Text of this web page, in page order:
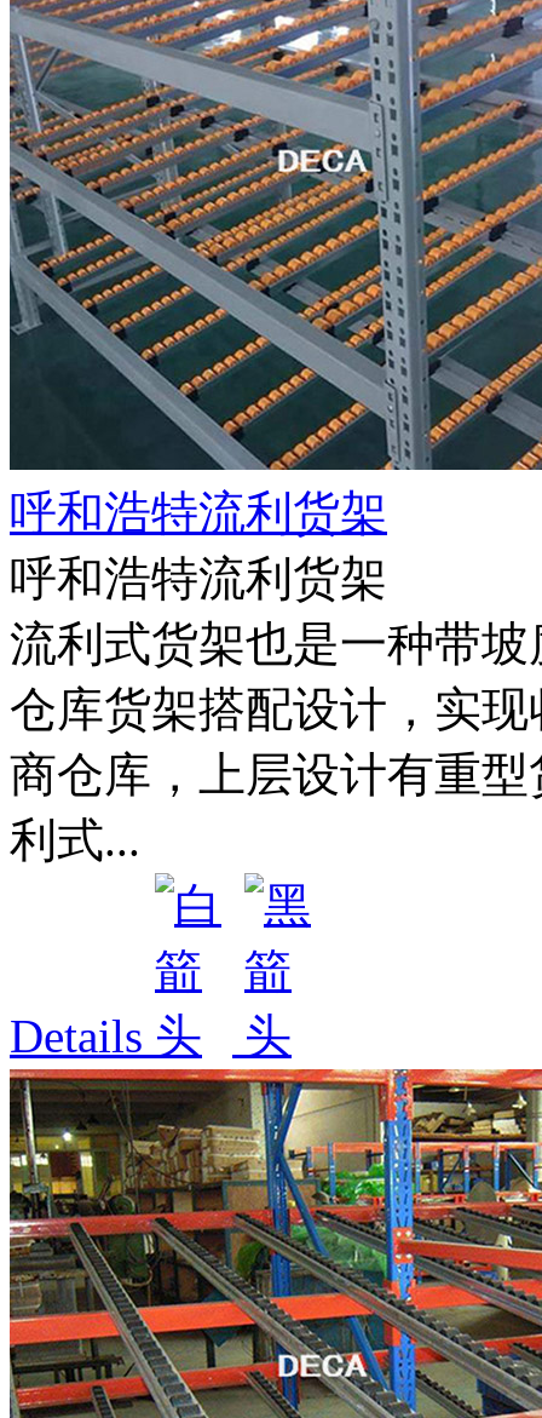
呼和浩特流利货架
呼和浩特流利货架
流利式货架也是一种带
仓库货架搭配设计，实
商仓库，上层设计有重
利式...
Details